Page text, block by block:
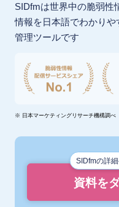
SIDfmは世界中の脆弱性
情報を日本語でわかりや
管理ツールです
※ 日本マーケティングリサーチ機構調
SIDfmの詳
資料を